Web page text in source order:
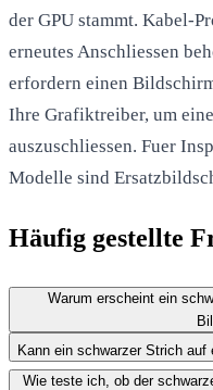
der GPU stammt. Kabel-
erneutes Anschliessen
erfordern einen
Ihre Grafiktreiber, um
auszuschliessen. Fuer
Modelle sind
Häufig gestellte
Warum erscheint ein
Kann ein schwarzer Strich auf
Wie teste ich, ob der